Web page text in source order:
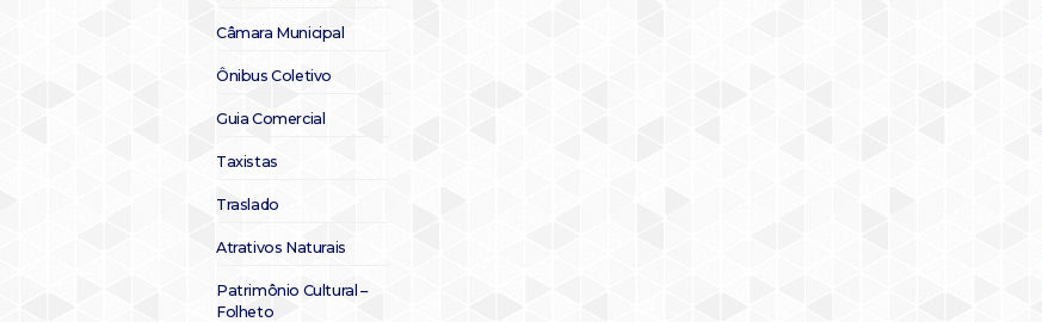
Câmara Municipal
Ônibus Coletivo
Guia Comercial
Taxistas
Traslado
Atrativos Naturais
Patrimônio Cultural –
Folheto